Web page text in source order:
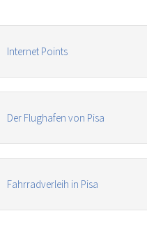
Internet Points
Der Flughafen von Pisa
Fahrradverleih in Pisa